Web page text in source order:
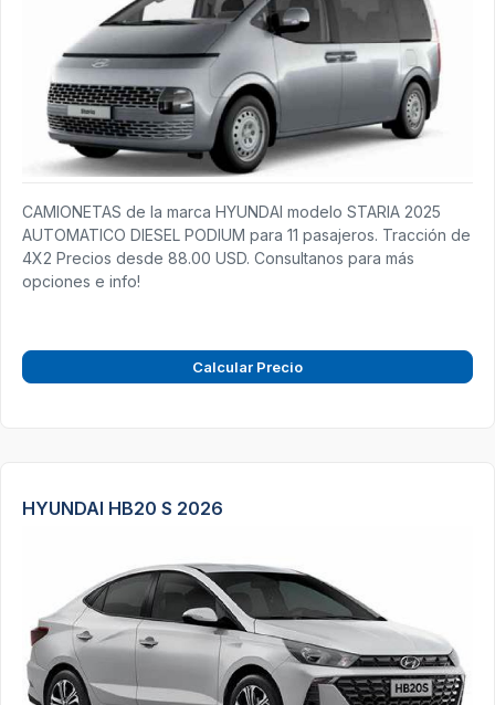
CAMIONETAS de la marca HYUNDAI modelo STARIA 2025
AUTOMATICO DIESEL PODIUM para 11 pasajeros. Tracción de
4X2 Precios desde 88.00 USD. Consultanos para más
opciones e info!
Calcular Precio
HYUNDAI HB20 S 2026